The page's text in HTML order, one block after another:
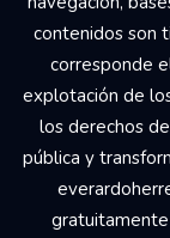
contenidos son
corresponde
explotación de
los derechos
pública y
gratuitamente